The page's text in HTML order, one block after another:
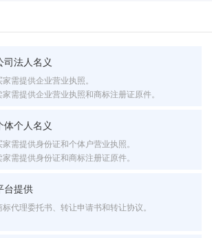
司法人名义
家需提供企业营业执照。
家需提供企业营业执照和商标注册证原件。
体个人名义
家需提供身份证和个体户营业执照。
家需提供身份证和商标注册证原件。
台提供
标代理委托书、转让申请书和转让协议。